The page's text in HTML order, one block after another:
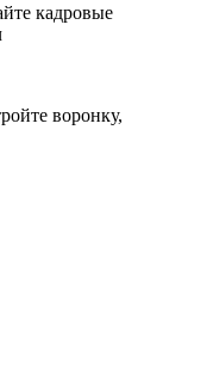
кадровые
воронку,